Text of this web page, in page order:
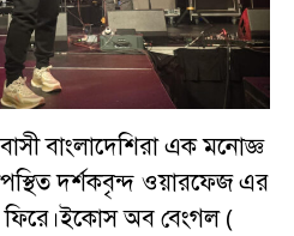
বাংলাদেশিরা এক মনোজ্ঞ
দর্শকবৃন্দ ওয়ারফেজ এর
ফিরে।ইকোস অব বেংগল (